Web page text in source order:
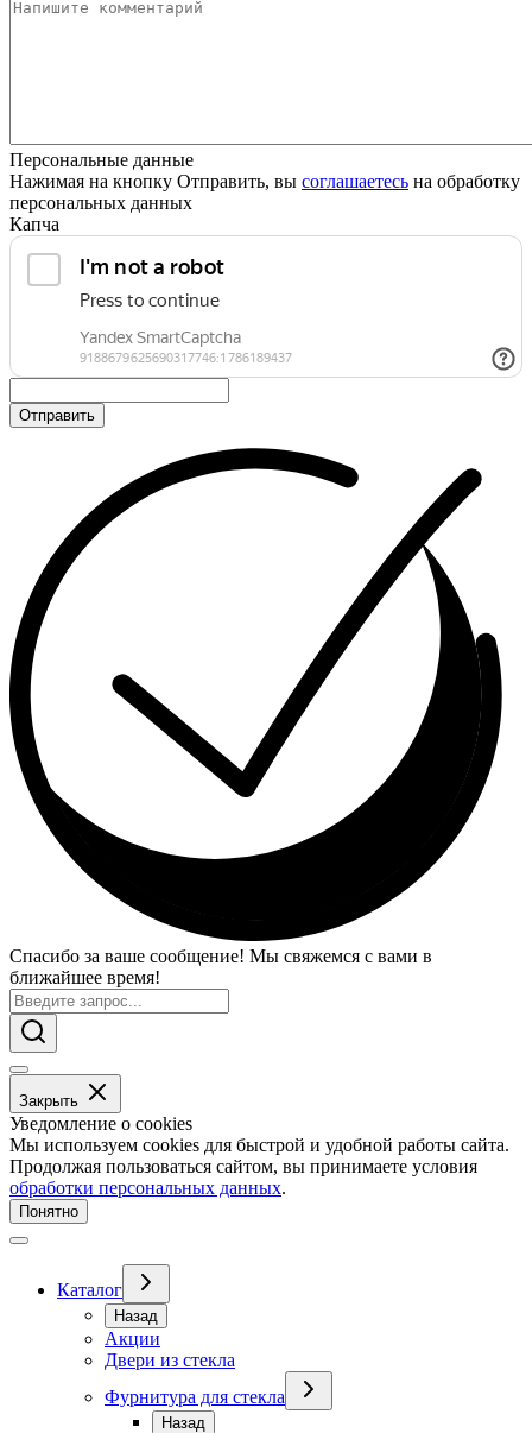
Персональные данные
Нажимая на кнопку Отправить, вы соглашаетесь на обработку
персональных данных
Капча
Отправить
Спасибо за ваше сообщение! Мы свяжемся с вами в
ближайшее время!
Закрыть
Уведомление о cookies
Мы используем cookies для быстрой и удобной работы сайта.
Продолжая пользоваться сайтом, вы принимаете условия
обработки персональных данных.
Понятно
Каталог
Назад
Акции
Двери из стекла
Фурнитура для стекла
Назад